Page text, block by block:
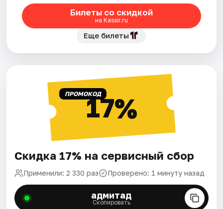
Билеты со скидкой
на Kassir.ru
Еще билеты
ПРОМОКОД17%
Скидка 17% на сервисный сбор
Применили: 2 330 раз Проверено: 1 минуту назад
адмитад
Скопировать